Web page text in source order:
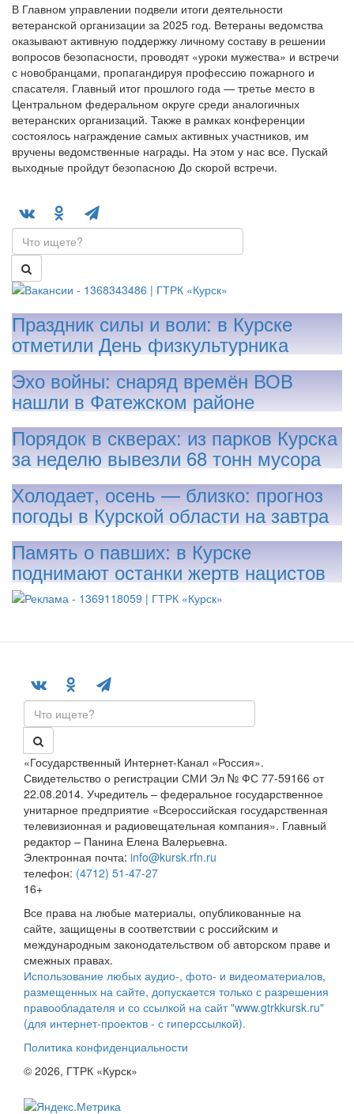
В Главном управлении подвели итоги деятельности
ветеранской организации за 2025 год. Ветераны ведомства
оказывают активную поддержку личному составу в решении
вопросов безопасности, проводят «уроки мужества» и встречи
с новобранцами, пропагандируя профессию пожарного и
спасателя. Главный итог прошлого года — третье место в
Центральном федеральном округе среди аналогичных
ветеранских организаций. Также в рамках конференции
состоялось награждение самых активных участников, им
вручены ведомственные награды. На этом у нас все. Пускай
выходные пройдут безопасною До скорой встречи.
Праздник силы и воли: в Курске
отметили День физкультурника
Эхо войны: снаряд времён ВОВ
нашли в Фатежском районе
Порядок в скверах: из парков Курска
за неделю вывезли 68 тонн мусора
Холодает, осень — близко: прогноз
погоды в Курской области на завтра
Память о павших: в Курске
поднимают останки жертв нацистов
«Государственный Интернет-Канал «Россия».
Свидетельство о регистрации СМИ Эл № ФС 77-59166 от
22.08.2014. Учредитель – федеральное государственное
унитарное предприятие «Всероссийская государственная
телевизионная и радиовещательная компания». Главный
редактор – Панина Елена Валерьевна.
Электронная почта: info@kursk.rfn.ru
телефон: (4712) 51-47-27
16+
Все права на любые материалы, опубликованные на
сайте, защищены в соответствии с российским и
международным законодательством об авторском праве и
смежных правах.
Использование любых аудио-, фото- и видеоматериалов,
размещенных на сайте, допускается только с разрешения
правообладателя и со ссылкой на сайт "www.gtrkkursk.ru"
(для интернет-проектов - с гиперссылкой).
Политика конфиденциальности
© 2026, ГТРК «Курск»